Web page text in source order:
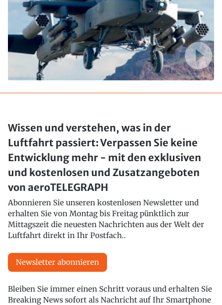
Wissen und verstehen, was in der
Luftfahrt passiert: Verpassen Sie keine
Entwicklung mehr - mit den exklusiven
und kostenlosen und Zusatzangeboten
von aeroTELEGRAPH
Abonnieren Sie unseren kostenlosen Newsletter und
erhalten Sie von Montag bis Freitag pünktlich zur
Mittagszeit die neuesten Nachrichten aus der Welt der
Luftfahrt direkt in Ihr Postfach..
Newsletter abonnieren
Bleiben Sie immer einen Schritt voraus und erhalten Sie
Breaking News sofort als Nachricht auf Ihr Smartphone